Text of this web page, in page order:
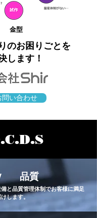
​金型
のお困りごとを
します！
問い合わせ
品質
と品質管理体制でお客様に満足
します。